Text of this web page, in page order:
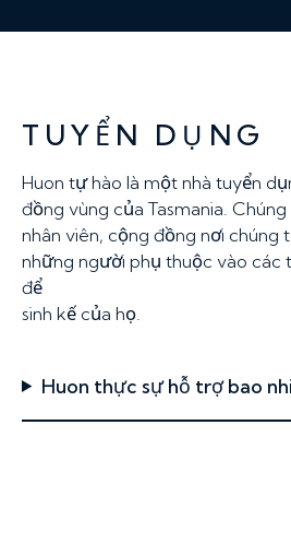
TUYỂN DỤNG
Huon tự hào là một nhà tuyển
đồng vùng của Tasmania.
nhân viên, cộng đồng nơi chúng
những người phụ thuộc vào các
để
sinh kế của họ.
Huon thực sự hỗ trợ bao